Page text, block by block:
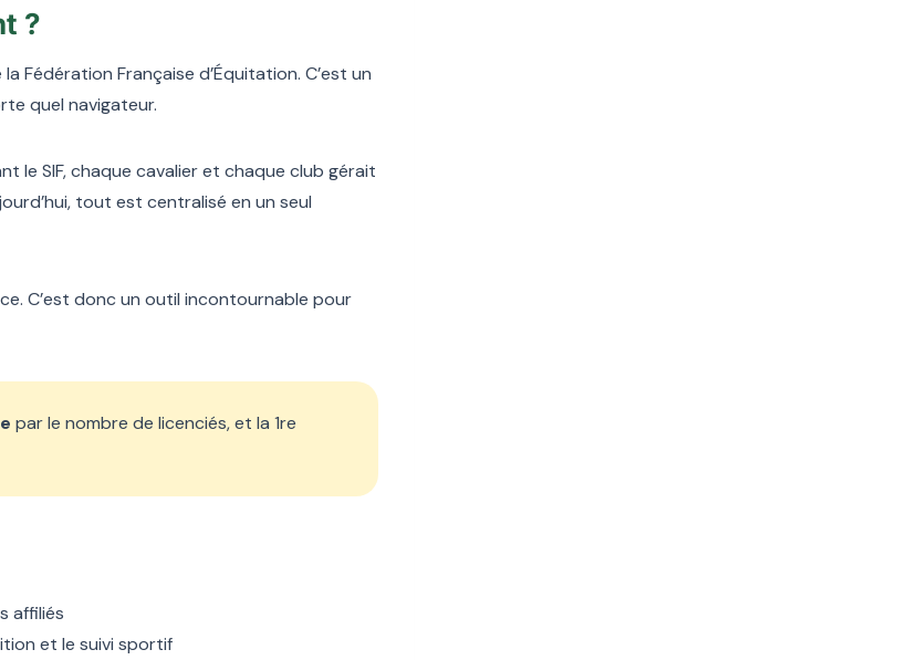
?
la Fédération Française d’Équitation. C’est un
quel navigateur.
le SIF, chaque cavalier et chaque club gérait
tout est centralisé en un seul
C’est donc un outil incontournable pour
par le nombre de licenciés, et la 1re
affiliés
et le suivi sportif